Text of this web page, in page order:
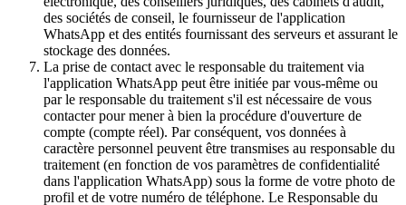
des sociétés de conseil, le fournisseur de l'application
WhatsApp et des entités fournissant des serveurs et assurant le
stockage des données.
La prise de contact avec le responsable du traitement via
l'application WhatsApp peut être initiée par vous-même ou
par le responsable du traitement s'il est nécessaire de vous
contacter pour mener à bien la procédure d'ouverture de
compte (compte réel). Par conséquent, vos données à
caractère personnel peuvent être transmises au responsable du
traitement (en fonction de vos paramètres de confidentialité
dans l'application WhatsApp) sous la forme de votre photo de
profil et de votre numéro de téléphone. Le Responsable du